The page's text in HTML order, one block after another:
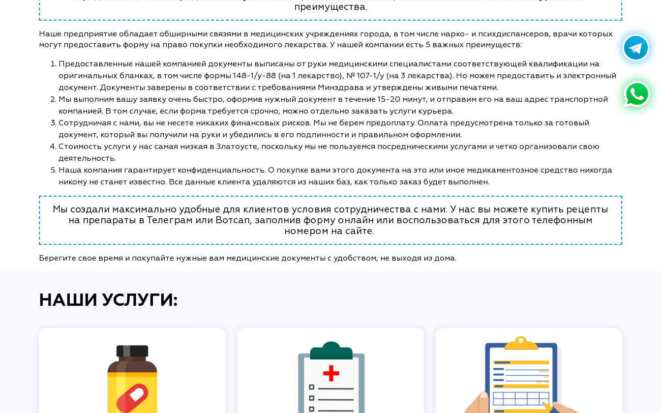
преимущества.
Наше предприятие обладает обширными связями в медицинских учреждениях города, в том числе нарко- и психдиспансеров, врачи которых
могут предоставить форму на право покупки необходимого лекарства. У нашей компании есть 5 важных преимуществ:
Предоставленные нашей компанией документы выписаны от руки медицинскими специалистами соответствующей квалификации на
оригинальных бланках, в том числе формы 148-1/у-88 (на 1 лекарство), № 107-1/у (на 3 лекарства). Но можем предоставить и электронный
документ. Документы заверены в соответствии с требованиями Минздрава и утверждены живыми печатями.
Мы выполним вашу заявку очень быстро, оформив нужный документ в течение 15-20 минут, и отправим его на ваш адрес транспортной
компанией. В том случае, если форма требуется срочно, можно отдельно заказать услуги курьера.
Сотрудничая с нами, вы не несете никаких финансовых рисков. Мы не берем предоплату. Оплата предусмотрена только за готовый
документ, который вы получили на руки и убедились в его подлинности и правильном оформлении.
Стоимость услуги у нас самая низкая в Златоусте, поскольку мы не пользуемся посредническими услугами и четко организовали свою
деятельность.
Наша компания гарантирует конфиденциальность. О покупке вами этого документа на это или иное медикаментозное средство никогда
никому не станет известно. Все данные клиента удаляются из наших баз, как только заказ будет выполнен.
Мы создали максимально удобные для клиентов условия сотрудничества с нами. У нас вы можете купить рецепты
на препараты в Телеграм или Вотсап, заполнив форму онлайн или воспользоваться для этого телефонным
номером на сайте.
Берегите свое время и покупайте нужные вам медицинские документы с удобством, не выходя из дома.
НАШИ УСЛУГИ: